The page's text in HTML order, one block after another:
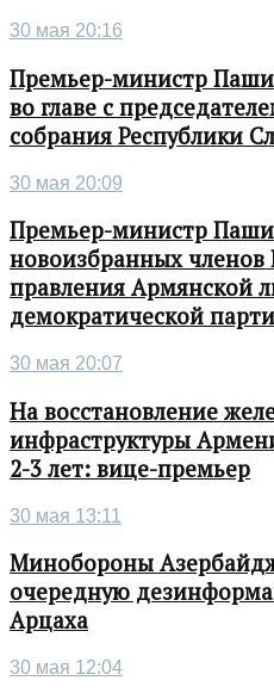
30 мая 20:16
Премьер-министр
во главе с
собрания Республики
30 мая 20:09
Премьер-министр
новоизбранных членов
правления Армянской
демократической
30 мая 20:07
На восстановление
инфраструктуры
2-3 лет: вице-премьер
30 мая 13:11
Минобороны
очередную
Арцаха
30 мая 12:04